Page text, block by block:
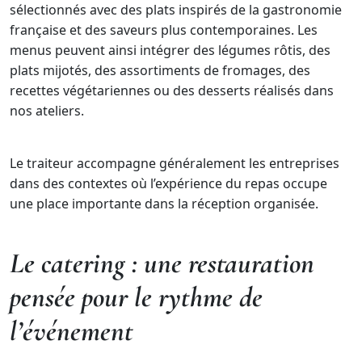
sélectionnés avec des plats inspirés de la gastronomie
française et des saveurs plus contemporaines. Les
menus peuvent ainsi intégrer des légumes rôtis, des
plats mijotés, des assortiments de fromages, des
recettes végétariennes ou des desserts réalisés dans
nos ateliers.
Le traiteur accompagne généralement les entreprises
dans des contextes où l’expérience du repas occupe
une place importante dans la réception organisée.
Le catering : une restauration
pensée pour le rythme de
l’événement